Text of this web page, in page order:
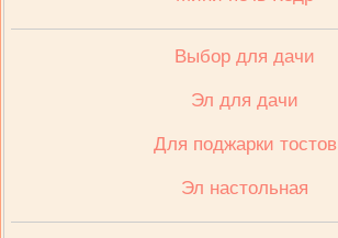
Выбор для дачи
Эл для дачи
Для поджарки тостов
Эл настольная